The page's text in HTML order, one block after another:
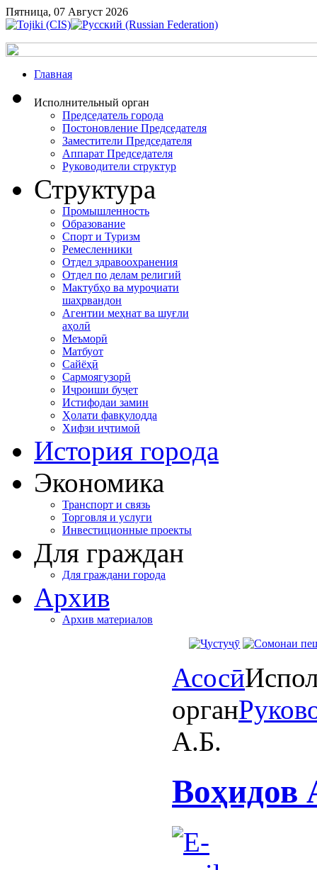
Пятница, 07 Август 2026
Главная
Исполнительный орган
Председатель города
Постоновление Председателя
Заместители Председателя
Аппарат Председателя
Руководители структур
Структура
Промышленность
Образование
Спорт и Туризм
Ремесленники
Отдел здравоохранения
Отдел по делам религий
Мактубҳо ва муроҷиати
шаҳрвандон
Агентии меҳнат ва шуғли
аҳолӣ
Меъморӣ
Матбуот
Сайёҳӣ
Сармоягузорӣ
Иҷроиши буҷет
Истифодаи замин
Ҳолати фавқулодда
Хифзи иҷтимоӣ
История города
Экономика
Транспорт и связь
Торговля и услуги
Инвестиционные проекты
Для граждан
Для граждани города
Архив
Архив материалов
Асосӣ
орган
А.Б.
Воҳидов